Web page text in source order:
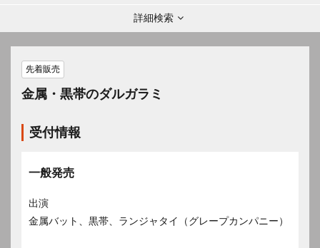
詳細検索
先着販売
金属・黒帯のダルガラミ
受付情報
一般発売
出演
金属バット、黒帯、ランジャタイ（グレープカンパニー）